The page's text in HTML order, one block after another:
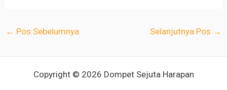
← Pos Sebelumnya Selanjutnya Pos →
Copyright © 2026 Dompet Sejuta Harapan